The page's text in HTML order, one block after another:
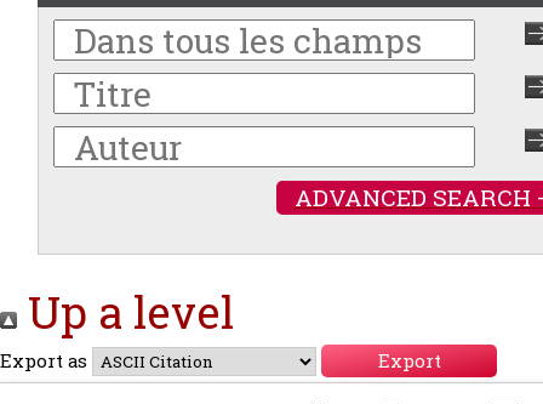
ADVANCED SEARCH
Up a level
Export as